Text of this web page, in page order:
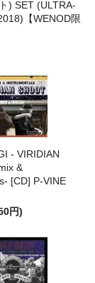
) SET (ULTRA-
【WENOD限
- VIRIDIAN
&
[CD] P-VINE
円)